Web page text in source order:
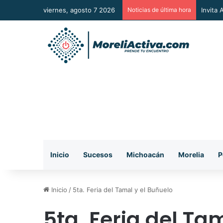
viernes, agosto 7 2026 Noticias de última hora
Inicio Sucesos Michoacán Morelia
Inicio / 5ta. Feria del Tamal y el Buñuelo